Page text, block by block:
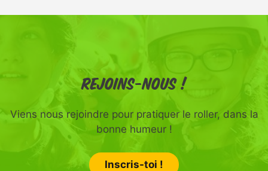
Rejoins-nous !
Viens nous rejoindre pour pratiquer le roller, dans la
bonne humeur !
Inscris-toi !